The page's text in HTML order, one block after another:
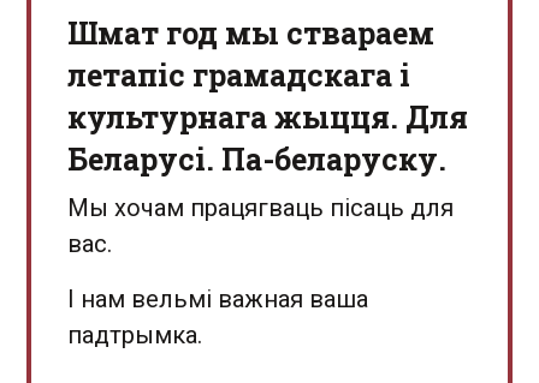
Шмат год мы ствараем
летапіс грамадскага і
культурнага жыцця. Для
Беларусі. Па-беларуску.
Мы хочам працягваць пісаць для
вас.
І нам вельмі важная ваша
падтрымка.